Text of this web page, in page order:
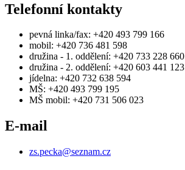
Telefonní kontakty
pevná linka/fax: +420 493 799 166
mobil: +420 736 481 598
družina - 1. oddělení: +420 733 228 660
družina - 2. oddělení: +420 603 441 123
jídelna: +420 732 638 594
MŠ: +420 493 799 195
MŠ mobil: +420 731 506 023
E-mail
zs.pecka@seznam.cz